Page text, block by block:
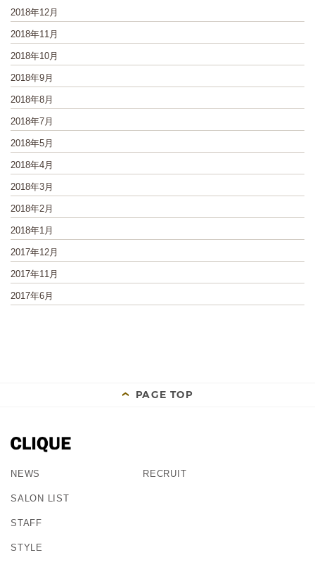
2018年12月
2018年11月
2018年10月
2018年9月
2018年8月
2018年7月
2018年5月
2018年4月
2018年3月
2018年2月
2018年1月
2017年12月
2017年11月
2017年6月
PAGE TOP
NEWS
SALON LIST
STAFF
STYLE
RECRUIT